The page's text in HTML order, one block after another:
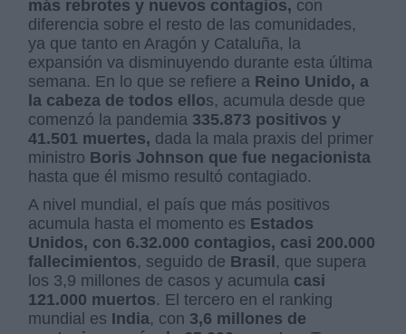
más rebrotes y nuevos contagios, con
diferencia sobre el resto de las comunidades,
ya que tanto en Aragón y Cataluña, la
expansión va disminuyendo durante esta última
semana. En lo que se refiere a Reino Unido, a
la cabeza de todos ellos, acumula desde que
comenzó la pandemia 335.873 positivos y
41.501 muertes, dada la mala praxis del primer
ministro Boris Johnson que fue negacionista
hasta que él mismo resultó contagiado.
A nivel mundial, el país que más positivos
acumula hasta el momento es Estados
Unidos, con 6.32.000 contagios, casi 200.000
fallecimientos, seguido de Brasil, que supera
los 3,9 millones de casos y acumula casi
121.000 muertos. El tercero en el ranking
mundial es India, con 3,6 millones de